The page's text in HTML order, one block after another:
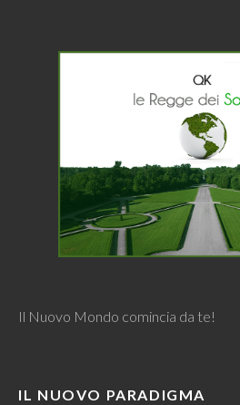
Il Nuovo Mondo comincia da te!
IL NUOVO PARADIGMA